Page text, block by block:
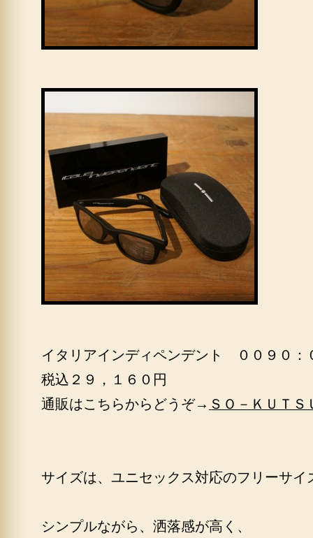
イタリアインディペンデント ００９０：
税込２９，１６０円
通販はこちらからどうぞ→ ＳＯ－ＫＵＴ
サイズは、ユニセックス対応のフリーサイ
シンプルながら、洒落感が高く、